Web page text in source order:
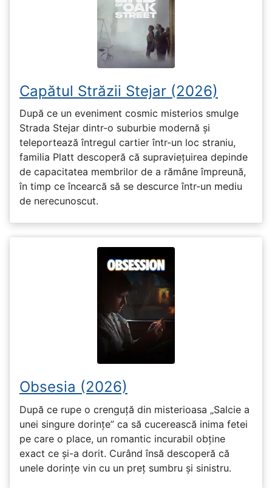
Capătul Străzii Stejar (2026)
După ce un eveniment cosmic misterios smulge
Strada Stejar dintr-o suburbie modernă și
teleportează întregul cartier într-un loc straniu,
familia Platt descoperă că supraviețuirea depinde
de capacitatea membrilor de a rămâne împreună,
în timp ce încearcă să se descurce într-un mediu
de nerecunoscut.
Obsesia (2026)
După ce rupe o crenguță din misterioasa „Salcie a
unei singure dorințe” ca să cucerească inima fetei
pe care o place, un romantic incurabil obține
exact ce și-a dorit. Curând însă descoperă că
unele dorințe vin cu un preț sumbru și sinistru.